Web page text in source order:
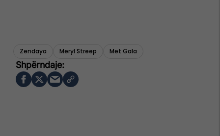
Zendaya Meryl Streep Met Gala